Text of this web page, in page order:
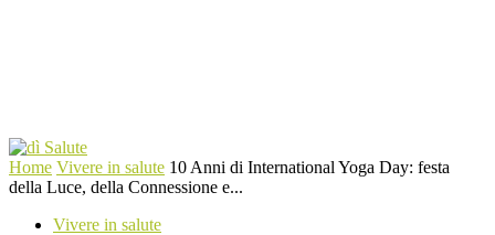
Home Vivere in salute 10 Anni di International Yoga Day: festa
della Luce, della Connessione e...
Vivere in salute